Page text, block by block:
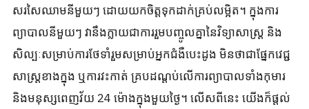
សរសៃឈាមនីមួយៗ ដោយយកចិត្តទុកដាក់គ្រប់លម្អិត។ ក្នុងការ
ព្យាបាលនីមួយៗ វានឹងក្លាយជាការរួមបញ្ចូលគ្នានៃវិទ្យាសាស្ត្រ និង
សិល្បៈសម្រាប់ការថែទាំរួមសម្រាប់អ្នកជំងឺបេះដូង មិនថាជាផ្នែកវេជ្ជ
សាស្ត្រខាងក្នុង ឬការវះកាត់ គ្របដណ្តប់លើការព្យាបាលទាំងកុមារ
និងមនុស្សពេញវ័យ 24 ម៉ោងក្នុងមួយថ្ងៃ។ លើសពីនេះ យើងក៏ផ្តល់